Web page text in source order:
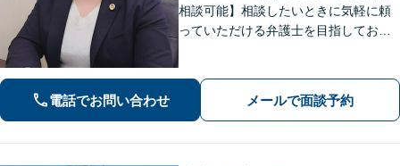
相談可能】相談したいときに気軽に頼
っていただける弁護士を目指しており
い。
電話でお問い合わせ メールで面談予約